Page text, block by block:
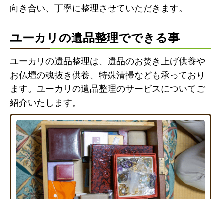
向き合い、丁寧に整理させていただきます。
ユーカリの遺品整理でできる事
ユーカリの遺品整理は、遺品のお焚き上げ供養や
お仏壇の魂抜き供養、特殊清掃なども承っており
ます。ユーカリの遺品整理のサービスについてご
紹介いたします。